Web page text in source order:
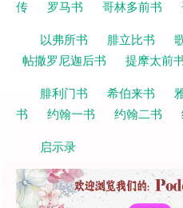
传
罗马书 哥林多前书
以弗所书
腓立比书
帖撒罗尼迦后书
提摩太前
腓利门书
希伯来书
书
约翰一书 约翰二书
启示录